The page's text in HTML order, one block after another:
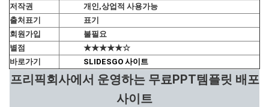
저작권
개인,상업적 사용가능
출처표기
표기
회원가입
불필요
별점
★★★★★☆
바로가기
SLIDESGO 사이트
프리픽회사에서 운영하는 무료PPT템플릿 배포
사이트